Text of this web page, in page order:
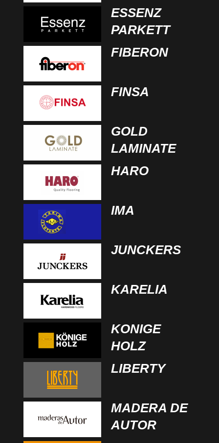
ESSENZ
PARKETT
FIBERON
FINSA
GOLD
LAMINATE
HARO
IMA
JUNCKERS
KARELIA
KONIGE
HOLZ
LIBERTY
MADERA DE
AUTOR